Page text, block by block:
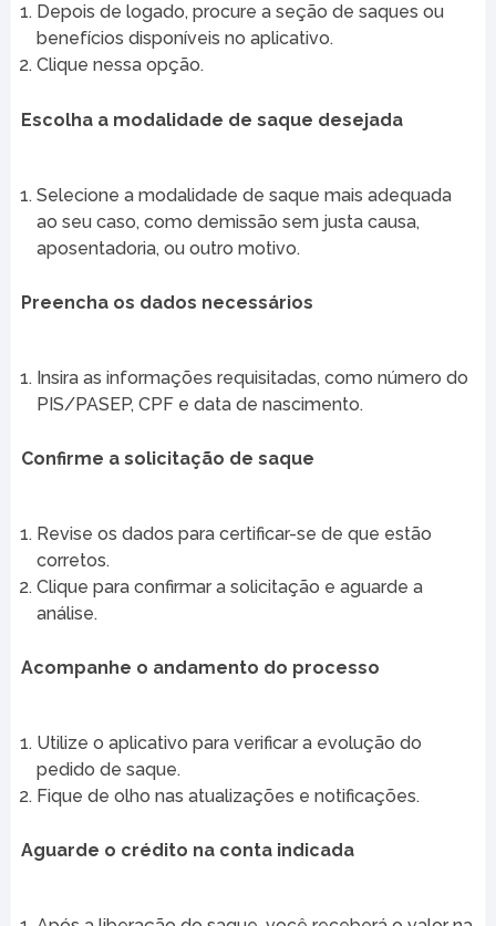
Depois de logado, procure a seção de saques ou
benefícios disponíveis no aplicativo.
Clique nessa opção.
Escolha a modalidade de saque desejada
Selecione a modalidade de saque mais adequada
ao seu caso, como demissão sem justa causa,
aposentadoria, ou outro motivo.
Preencha os dados necessários
Insira as informações requisitadas, como número do
PIS/PASEP, CPF e data de nascimento.
Confirme a solicitação de saque
Revise os dados para certificar-se de que estão
corretos.
Clique para confirmar a solicitação e aguarde a
análise.
Acompanhe o andamento do processo
Utilize o aplicativo para verificar a evolução do
pedido de saque.
Fique de olho nas atualizações e notificações.
Aguarde o crédito na conta indicada